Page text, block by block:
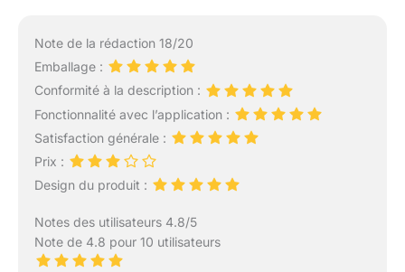
Note de la rédaction 18/20
Emballage :
Conformité à la description :
Fonctionnalité avec l’application :
Satisfaction générale :
Prix :
Design du produit :
Notes des utilisateurs 4.8/5
Note de 4.8 pour 10 utilisateurs